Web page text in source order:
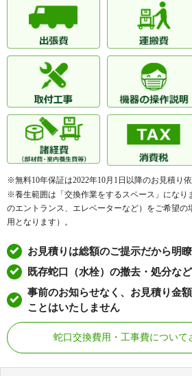
ハ行
鳩が丘、八条東、八条西、東
東山、東山町、日の出南、日
町、ふじ町一条、ふじ町二条
一条、幌向北二条、幌向南一
条、幌向南四条、幌向南五条、
マ行
美園一条、美園二条、美園三
美園六条、美園七条、緑が丘
南町二条、南町三条、南町四
南町七条、南町八条、南町九
西、元町三条東
ヤ行
大和一条、大和二条、大和三
※無料10年保証は2022年10月1日以降のお見積り
※養生範囲は「交換作業をするスペース」になり
のエントランス、エレベーターなど）をご希望の
用となります）。
お見積りは総額のご提示だから明瞭
既存蛇口（水栓）の撤去・処分な
事前のお知らせなく、お見積り金
ことはいたしません
蛇口交換費用・工事費について